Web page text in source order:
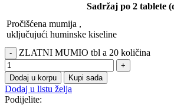
Sadržaj po 2 tablete
Pročišćena mumija ,
uključujući huminske kiseline
ZLATNI MUMIO tbl a 20 količina
Dodaj u korpu Kupi sada
Dodaj u listu želja
Podijelite: